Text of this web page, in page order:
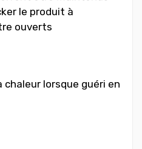
le produit à
ouverts
lorsque guéri en